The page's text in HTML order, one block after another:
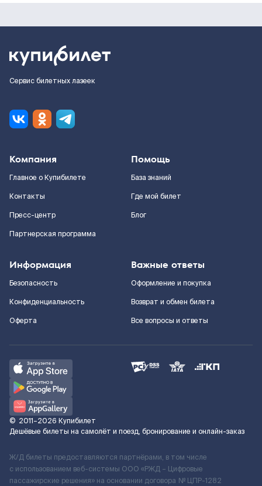
Сервис билетных лазеек
Компания
Главное о Купибилете
Контакты
Пресс-центр
Партнерская программа
Помощь
База знаний
Где мой билет
Блог
Информация
Безопасность
Конфиденциальность
Оферта
Важные ответы
Оформление и покупка
Возврат и обмен билета
Все вопросы и ответы
© 2011–2026 Купибилет
Дешёвые билеты на самолёт и поезд, бронирование и онлайн-заказ
Ж/Д билеты предоставляются партнёрами, в том числе
с использованием веб-системы ООО «РЖД – Цифровые
пассажирские решения» на основании договора № ЦПР-1282